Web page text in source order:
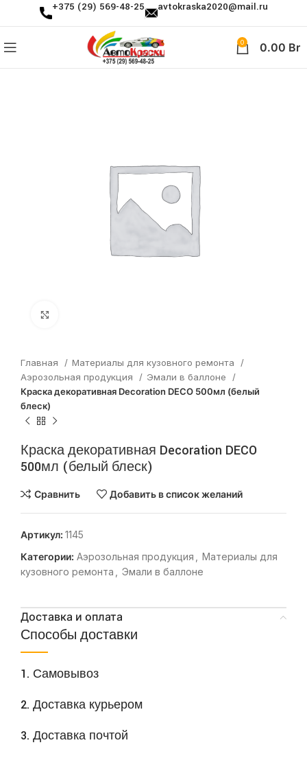
+375 (29) 569-48-25 avtokraska2020@mail.ru
0 0.00 Br
Главная
Материалы для кузовного ремонта
Аэрозольная продукция
Эмали в баллоне
Краска декоративная Decoration DECO 500мл (белый
блеск)
Краска декоративная Decoration DECO
500мл (белый блеск)
Сравнить Добавить в список желаний
Артикул: 1145
Категории: Аэрозольная продукция
Материалы для
кузовного ремонта
Эмали в баллоне
Доставка и оплата
Способы доставки
1. Самовывоз
2. Доставка курьером
3. Доставка почтой